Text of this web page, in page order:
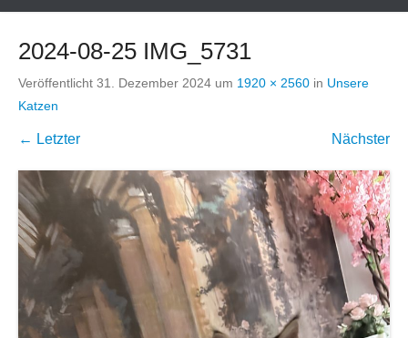
2024-08-25 IMG_5731
Veröffentlicht 31. Dezember 2024 um 1920 × 2560 in Unsere
Katzen
← Letzter Nächster